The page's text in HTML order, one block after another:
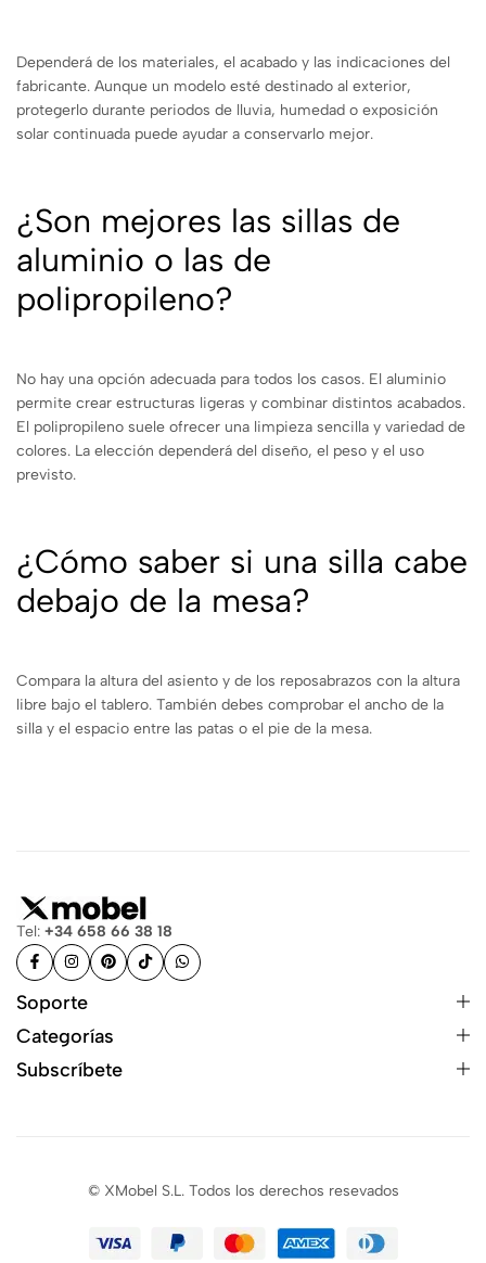
Dependerá de los materiales, el acabado y las indicaciones del
fabricante. Aunque un modelo esté destinado al exterior,
protegerlo durante periodos de lluvia, humedad o exposición
solar continuada puede ayudar a conservarlo mejor.
¿Son mejores las sillas de
aluminio o las de
polipropileno?
No hay una opción adecuada para todos los casos. El aluminio
permite crear estructuras ligeras y combinar distintos acabados.
El polipropileno suele ofrecer una limpieza sencilla y variedad de
colores. La elección dependerá del diseño, el peso y el uso
previsto.
¿Cómo saber si una silla cabe
debajo de la mesa?
Compara la altura del asiento y de los reposabrazos con la altura
libre bajo el tablero. También debes comprobar el ancho de la
silla y el espacio entre las patas o el pie de la mesa.
Tel: +34 658 66 38 18
Soporte
Categorías
Subscríbete
© XMobel S.L. Todos los derechos resevados